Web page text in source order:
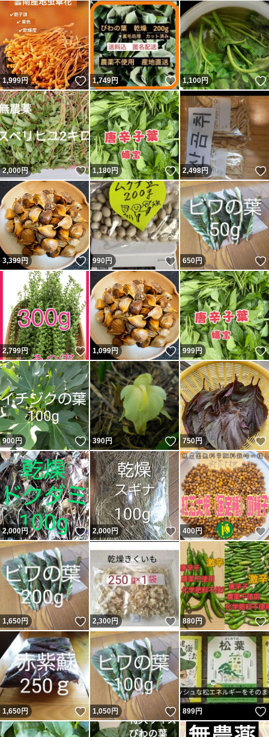
1,999円 いいね！
1,749円 いいね！
1,100円
2,000円 いいね！
1,180円 いいね！
2,498円
3,399円 いいね！
990円 いいね！
650円
2,799円 いいね！
1,099円 いいね！
999円
900円 いいね！
390円 いいね！
750円
2,000円 いいね！
2,000円 いいね！
400円
1,650円 いいね！
2,300円 いいね！
880円
1,650円 いいね！
1,050円 いいね！
899円